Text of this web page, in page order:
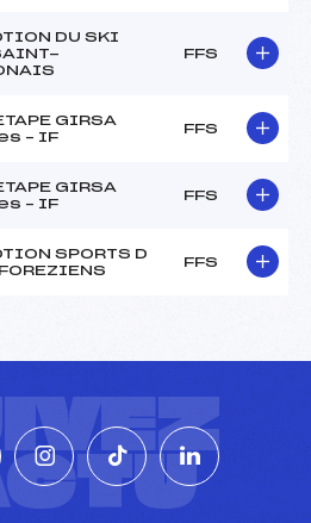
DU SKI
FFS
GIRSA
– IF
FFS
GIRSA
– IF
FFS
SPORTS D
FFS